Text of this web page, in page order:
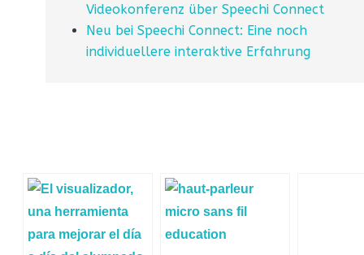
Videokonferenz über Speechi Connect
Neu bei Speechi Connect: Eine noch
individuellere interaktive Erfahrung